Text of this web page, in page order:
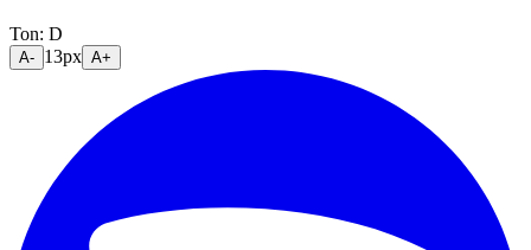
Ton: D
A- 13px A+